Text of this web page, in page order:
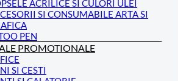
ACRILICE SI CULORI ULEI
SI CONSUMABILE ARTA SI
PEN
PROMOTIONALE
SI CESTI